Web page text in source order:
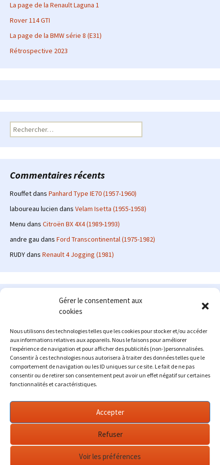
Gérer le consentement aux
cookies
Nous utilisons des technologies telles que les cookies pour stocker et/ou accéder
aux informations relatives aux appareils. Nous le faisons pour améliorer
l’expérience de navigation et pour afficher des publicités (non-)personnalisées.
Consentir à ces technologies nous autorisera à traiter des données telles que le
comportement de navigation ou les ID uniques sur ce site. Le fait de ne pas
consentir ou de retirer son consentement peut avoir un effet négatif sur certaines
fonctionnalités et caractéristiques.
Accepter
Refuser
Voir les préférences
La page de la Renault Laguna 1
Rover 114 GTI
La page de la BMW série 8 (E31)
Rétrospective 2023
Rechercher :
Commentaires récents
Rouffetdans Panhard Type IE70 (1957-1960)
laboureau lucien dans Velam Isetta (1955-1958)
Menu dans Citroën BX 4X4 (1989-1993)
andre gau dans Ford Transcontinental (1975-1982)
RUDYdans Renault 4 Jogging (1981)
Le site en quelques mots
: passionné d'automobile ancienne depuis de
internet à partir de 2009 au travers d'un blog qui a connu un relatif
succès. Fin 2013, je décide de prendre mon autonomie et me lancer
avec mon propre site : l'Automobile Ancienne.
Me contacter : alex(at)lautomobileancienne.com
Fièrement propulsé par WordPress